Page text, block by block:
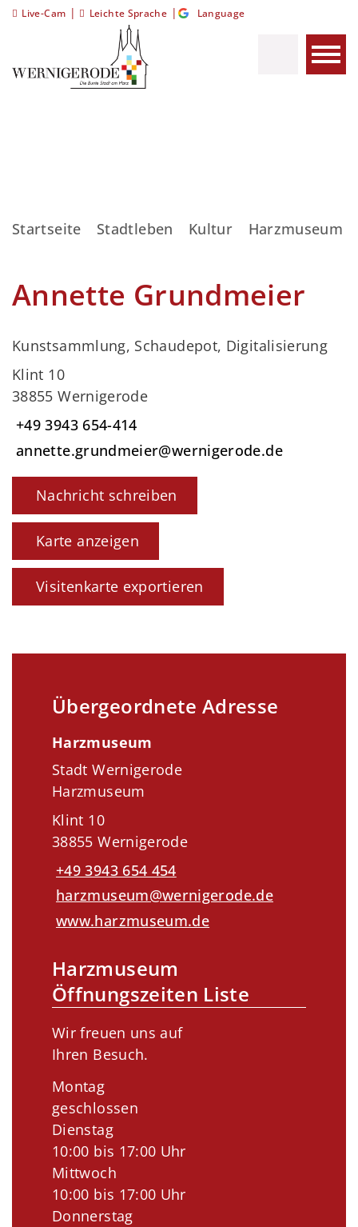
Live-Cam | Leichte Sprache | Language
Startseite Stadtleben Kultur Harzmuseum
Annette Grundmeier
Kunstsammlung, Schaudepot, Digitalisierung
Klint 10
38855 Wernigerode
+49 3943 654-414
annette.grundmeier@wernigerode.de
Nachricht schreiben
Karte anzeigen
Visitenkarte exportieren
Übergeordnete Adresse
Harzmuseum
Stadt Wernigerode
Harzmuseum
Klint 10
38855 Wernigerode
+49 3943 654 454
harzmuseum@wernigerode.de
www.harzmuseum.de
Harzmuseum
Öffnungszeiten Liste
Wir freuen uns auf
Ihren Besuch.
Montag
geschlossen
Dienstag
10:00 bis 17:00 Uhr
Mittwoch
10:00 bis 17:00 Uhr
Donnerstag